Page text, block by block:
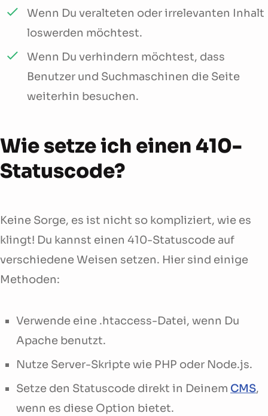
Wenn Du veralteten oder irrelevanten Inhalt
loswerden möchtest.
Wenn Du verhindern möchtest, dass
Benutzer und Suchmaschinen die Seite
weiterhin besuchen.
Wie setze ich einen 410-
Statuscode?
Keine Sorge, es ist nicht so kompliziert, wie es
klingt! Du kannst einen 410-Statuscode auf
verschiedene Weisen setzen. Hier sind einige
Methoden:
Verwende eine .htaccess-Datei, wenn Du
Apache benutzt.
Nutze Server-Skripte wie PHP oder Node.js.
Setze den Statuscode direkt in Deinem CMS,
wenn es diese Option bietet.